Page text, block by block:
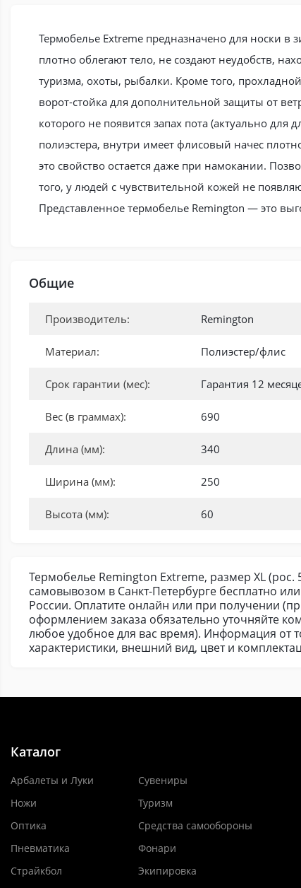
Термобелье Extreme предназначено для носки в
плотно облегают тело, не создают неудобств,
туризма, охоты, рыбалки. Кроме того,
ворот-стойка для дополнительной защиты от
которого не появится запах пота (актуально
полиэстера, внутри имеет флисовый начес
это свойство остается даже при намокании.
того, у людей с чувствительной кожей не
Представленное термобелье Remington — это
Общие
Производитель: Remington
Материал: Полиэстер/флис
Срок гарантии (мес): Гарантия 12
Вес (в граммах): 690
Длина (мм): 340
Ширина (мм): 250
Высота (мм): 60
Термобелье Remington Extreme, размер XL (рос.
самовывозом в Санкт-Петербурге бесплатно
России. Оплатите онлайн или при получении
оформлением заказа обязательно уточняйте
любое удобное для вас время). Информация от
характеристики, внешний вид, цвет и
Каталог
Арбалеты и Луки
Ножи
Оптика
Пневматика
Страйкбол
Сувениры
Туризм
Средства самообороны
Фонари
Экипировка